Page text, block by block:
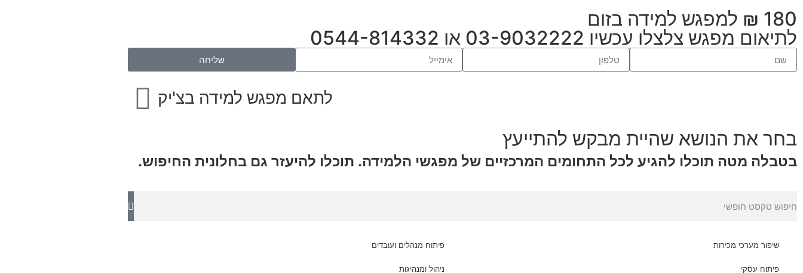
180 ₪ למפגש למידה בזום
לתיאום מפגש צלצלו עכשיו 03-9032222 או 0544-814332
שליחה
לתאם מפגש למידה בצ'יק
בחר את הנושא שהיית מבקש להתייעץ
בטבלה מטה תוכלו להגיע לכל התחומים המרכזיים של מפגשי הלמידה. תוכלו להיעזר גם בחלונית החיפוש.
שיפור מערכי מכירות
פיתוח עסקי
פיתוח מנהלים ועובדים
ניהול ומנהיגות